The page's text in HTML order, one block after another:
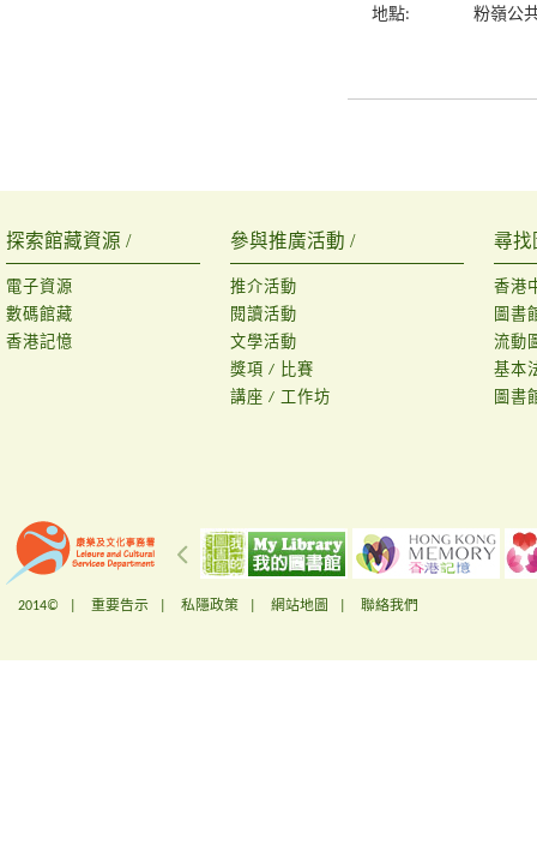
地點:
粉嶺公
探索館藏資源 /
電子資源
數碼館藏
香港記憶
參與推廣活動 /
推介活動
閱讀活動
文學活動
獎項 / 比賽
講座 / 工作坊
尋找
香港
圖書
流動
基本
圖書
2014© | 重要告示 私隱政策 網站地圖 聯絡我們